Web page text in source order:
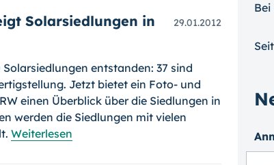
Solarsiedlungen in
29.01.2012
entstanden: 37 sind
Jetzt bietet ein Foto- und
einen Überblick über die Siedlungen in
werden die Siedlungen mit vielen
Weiterlesen